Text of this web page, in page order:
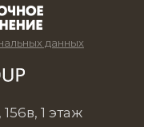
данных
1 этаж